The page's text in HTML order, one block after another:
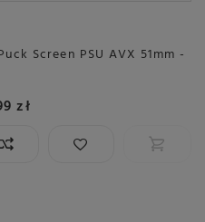
Screen PSU AVX 51mm -
zł